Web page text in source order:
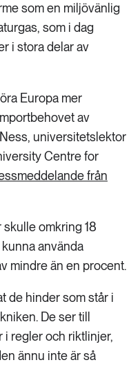
som en miljövänlig
som i dag
i stora delar av
Europa mer
av
universitetslektor
Centre for
från
omkring 18
använda
mindre än en procent.
de hinder som står i
De ser till
regler och riktlinjer,
ännu inte är så